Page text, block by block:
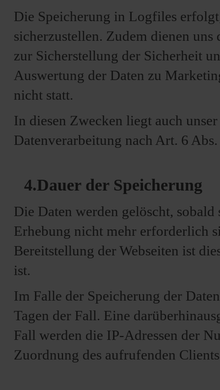
Die Speicherung in Logfiles
sicherzustellen. Zudem dienen
zur Sicherstellung der Sicherheit
Auswertung der Daten zu
nicht statt.
In diesen Zwecken liegt auch
Datenverarbeitung nach Art. 6
4.Dauer der Speicherung
Die Daten werden gelöscht,
Erhebung nicht mehr erforderlich
Bereitstellung der Webseiten ist
ist.
Im Falle der Speicherung der
Tagen der Fall. Eine
Fall werden die IP-Adressen der
Zuordnung des aufrufenden